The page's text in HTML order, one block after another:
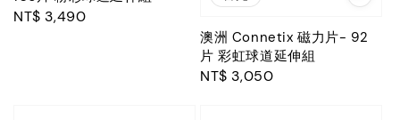
Regular
NT$ 3,490
澳洲 Connetix 磁力片- 92
片 彩虹球道延伸組
Regular
NT$ 3,050